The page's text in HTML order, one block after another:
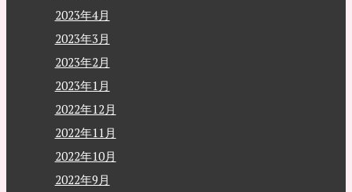
2023年4月
2023年3月
2023年2月
2023年1月
2022年12月
2022年11月
2022年10月
2022年9月